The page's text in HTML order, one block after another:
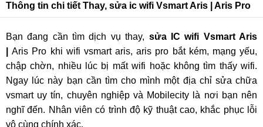
Thông tin chi tiết Thay, sửa ic wifi Vsmart Aris | Aris Pro
Bạn đang cần tìm dịch vụ thay, sửa IC wifi Vsmart Aris
|Aris Pro khi wifi vsmart aris, aris pro bắt kém, mạng yếu,
chập chờn, nhiều lúc bị mất wifi hoặc không tìm thấy wifi.
Ngay lúc này bạn cần tìm cho mình một địa chỉ sửa chữa
vsmart uy tín, chuyên nghiệp và Mobilecity là nơi bạn nên
nghĩ đến. Nhân viên có trình độ kỹ thuật cao, khắc phục lỗi
vô cùng chính xác.